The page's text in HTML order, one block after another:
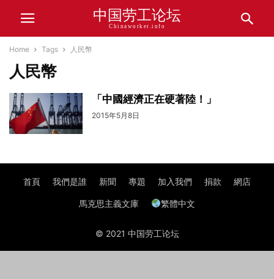
中国劳工论坛
Chinaworker.info
Home Tags 人民幣
人民幣
「中國經濟正在硬著陸！」
2015年5月8日
首頁 我們是誰 新聞 專題 加入我們 捐款 網店
馬克思主義文庫 繁體中文
© 2021 中国劳工论坛